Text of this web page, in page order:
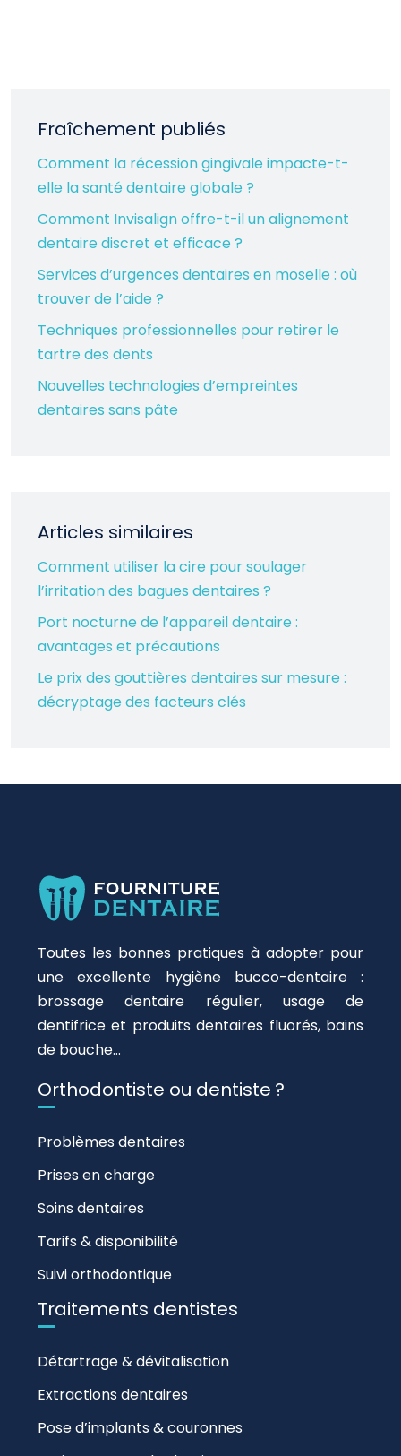
Fraîchement publiés
Comment la récession gingivale impacte-t-
elle la santé dentaire globale ?
Comment Invisalign offre-t-il un alignement
dentaire discret et efficace ?
Services d’urgences dentaires en moselle : où
trouver de l’aide ?
Techniques professionnelles pour retirer le
tartre des dents
Nouvelles technologies d’empreintes
dentaires sans pâte
Articles similaires
Comment utiliser la cire pour soulager
l’irritation des bagues dentaires ?
Port nocturne de l’appareil dentaire :
avantages et précautions
Le prix des gouttières dentaires sur mesure :
décryptage des facteurs clés
Toutes les bonnes pratiques à adopter pour
une excellente hygiène bucco-dentaire :
brossage dentaire régulier, usage de
dentifrice et produits dentaires fluorés, bains
de bouche…
Orthodontiste ou dentiste ?
Problèmes dentaires
Prises en charge
Soins dentaires
Tarifs & disponibilité
Suivi orthodontique
Traitements dentistes
Détartrage & dévitalisation
Extractions dentaires
Pose d’implants & couronnes